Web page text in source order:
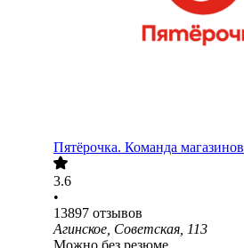
Пятёрочка. Команда магазинов
3.6
•
13897 отзывов
Агинское, Советская, 113